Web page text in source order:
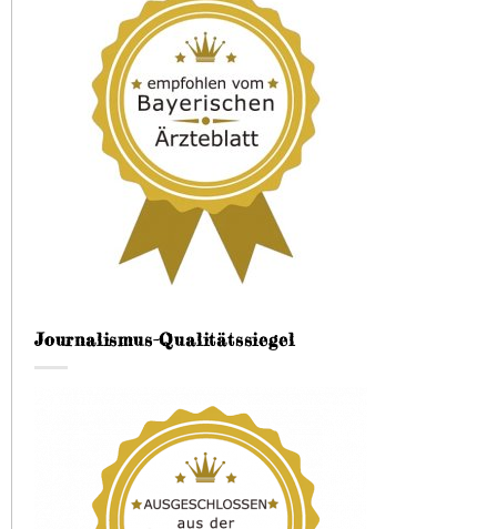
Journalismus-Qualitätssiegel